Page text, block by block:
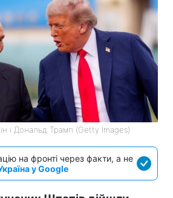
і Дональд Трамп (Getty Images)
на фронті через факти, а не
у Google